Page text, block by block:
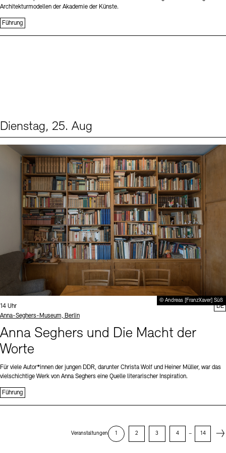
Architekturmodellen der Akademie der Künste.
Führung
Dienstag, 25. Aug
© Andreas [FranzXaver] Süß
Uhrzeit:
14 Uhr
Standort
Anna-Seghers-Museum, Berlin
Anna Seghers und Die Macht der
Worte
Für viele Autor*innen der jungen DDR, darunter Christa Wolf und Heiner Müller, war das
vielschichtige Werk von Anna Seghers eine Quelle literarischer Inspiration.
Führung
DE
Veranstaltungen 1 2 3 4 – 14